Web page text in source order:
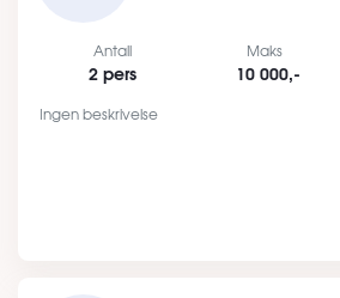
Antall
2 pers
Maks
10 000,-
Ingen beskrivelse